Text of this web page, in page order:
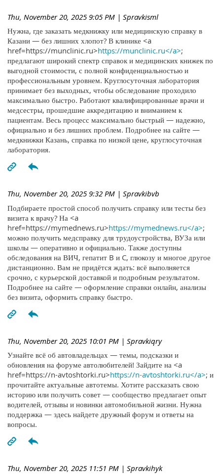
Thu, November 20, 2025 9:05 PM | Spravkisml
Нужна, где заказать медкнижку или медицинскую справку в
Казани — без лишних хлопот? В клинике <a
href=https://munclinic.ru>https://munclinic.ru</a>;
предлагают широкий спектр справок и медицинских книжек по
выгодной стоимости, с полной конфиденциальностью и
профессиональным уровнем. Круглосуточная лаборатория
принимает без выходных, чтобы обследование проходило
максимально быстро. Работают квалифицированные врачи и
медсестры, прошедшие аккредитацию и вниманием к
пациентам. Весь процесс максимально быстрый — надежно,
официально и без лишних проблем. Подробнее на сайте —
медкнижки Казань, справка по низкой цене, круглосуточная
лаборатория.
Thu, November 20, 2025 9:32 PM | Spravkibvb
Подбираете простой способ получить справку или тесты без
визита к врачу? На <a
href=https://mymednews.ru>https://mymednews.ru</a>;
можно получить медсправку для трудоустройства, ВУЗа или
школы — оперативно и официально. Также доступны
обследования на ВИЧ, гепатит B и C, глюкозу и многое другое
дистанционно. Вам не придётся ждать: всё выполняется
срочно, с курьерской доставкой и подробным результатом.
Подробнее на сайте — оформление справки онлайн, анализы
без визита, оформить справку быстро.
Thu, November 20, 2025 10:01 PM | Spravkiqry
Узнайте всё об автовладельцах — темы, подсказки и
обновления на форуме автолюбителей! Зайдите на <a
href=https://n-avtoshtorki.ru>https://n-avtoshtorki.ru</a>; и
прочитайте актуальные автотемы. Хотите рассказать свою
историю или получить совет — сообщество предлагает опыт
водителей, отзывы и новинки автомобильной жизни. Нужна
поддержка — здесь найдете дружный форум и ответы на
вопросы.
Thu, November 20, 2025 11:51 PM | Spravkihyk